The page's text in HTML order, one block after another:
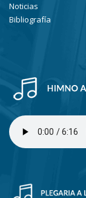
Noticias
Bibliografía